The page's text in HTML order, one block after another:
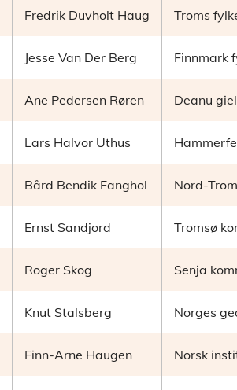
Fredrik Duvholt Haug Troms
Jesse Van Der Berg Finnmark
Ane Pedersen Røren Deanu
Lars Halvor Uthus
Bård Bendik Fanghol Nord-
Ernst Sandjord Tromsø
Roger Skog Senja
Knut Stalsberg Norges
Finn-Arne Haugen Norsk